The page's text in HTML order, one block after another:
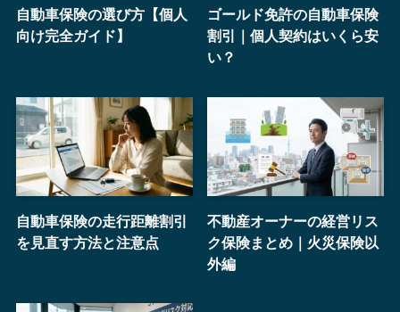
自動車保険の選び方【個人
向け完全ガイド】
ゴールド免許の自動車保険
割引｜個人契約はいくら安
い？
自動車保険の走行距離割引
を見直す方法と注意点
不動産オーナーの経営リス
ク保険まとめ｜火災保険以
外編